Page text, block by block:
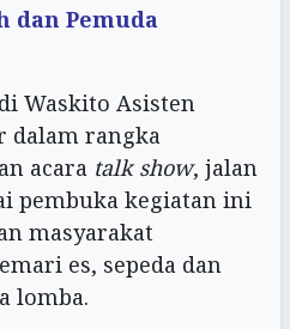
dan Pemuda
Waskito Asisten
dalam rangka
acara talk show, jalan
pembuka kegiatan ini
masyarakat
es, sepeda dan
lomba.